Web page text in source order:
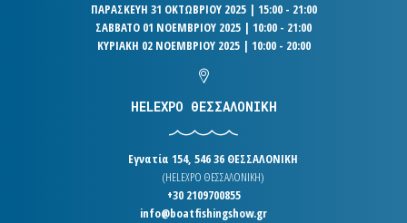
ΠΑΡΑΣΚΕΥΗ 31 ΟΚΤΩΒΡΙΟΥ 2025 | 15:00 - 21:00
ΣΑΒΒΑΤΟ 01 ΝΟΕΜΒΡΙΟΥ 2025 | 10:00 - 21:00
ΚΥΡΙΑΚΗ 02 ΝΟΕΜΒΡΙΟΥ 2025 | 10:00 - 20:00
HELEXPO ΘΕΣΣΑΛΟΝΙΚΗ
Εγνατία 154, 546 36 ΘΕΣΣΑΛΟΝΙΚΗ
(HELEXPO ΘΕΣΣΑΛΟΝΙΚΗ)
+30 2109700855
info@boatfishingshow.gr